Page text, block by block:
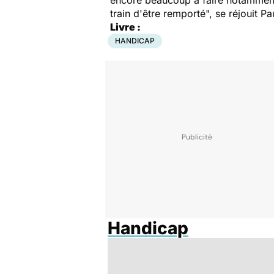
train d'être remporté", se réjouit
Livre :
HANDICAP
Handicap